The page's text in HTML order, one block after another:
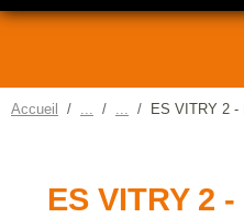
Accueil ES VITRY 2 -
ES VITRY 2